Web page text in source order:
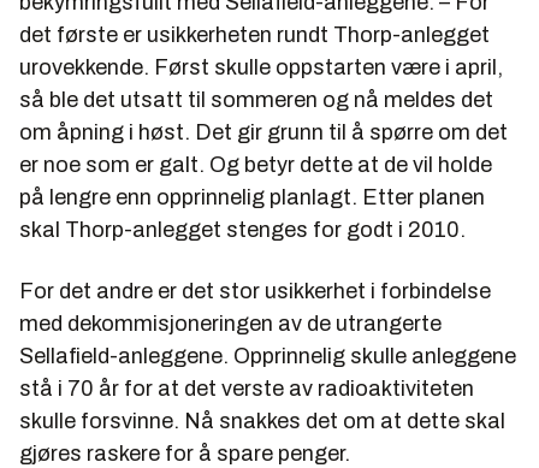
det første er usikkerheten rundt Thorp-anlegget
urovekkende. Først skulle oppstarten være i april,
så ble det utsatt til sommeren og nå meldes det
om åpning i høst. Det gir grunn til å spørre om det
er noe som er galt. Og betyr dette at de vil holde
på lengre enn opprinnelig planlagt. Etter planen
skal Thorp-anlegget stenges for godt i 2010.
For det andre er det stor usikkerhet i forbindelse
med dekommisjoneringen av de utrangerte
Sellafield-anleggene. Opprinnelig skulle anleggene
stå i 70 år for at det verste av radioaktiviteten
skulle forsvinne. Nå snakkes det om at dette skal
gjøres raskere for å spare penger.